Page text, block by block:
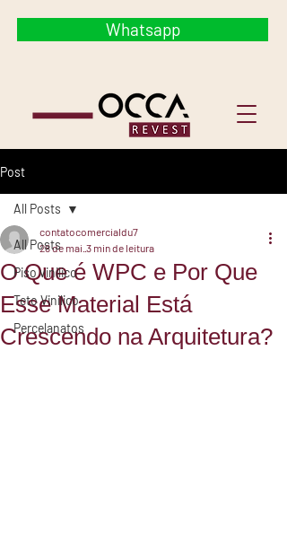
Whatsapp
Post
All Posts
Piso vinilico
Teto Vinilico
Percelanatos
All Posts
O Que é WPC e Por Que
Esse Material Está
Crescendo na Arquitetura?
contatocomercialdu7
28 de mai. 3 min de leitura